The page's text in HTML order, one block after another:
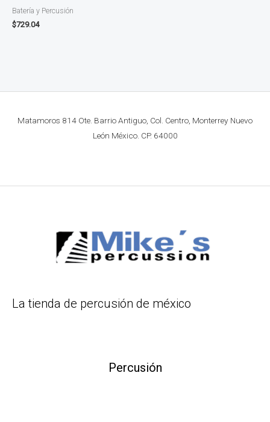
Batería y Percusión
$729.04
Matamoros 814 Ote. Barrio Antiguo, Col. Centro, Monterrey Nuevo
León México. CP. 64000
La tienda de percusión de méxico
Percusión